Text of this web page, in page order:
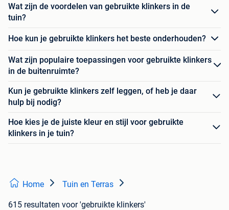
Wat zijn de voordelen van gebruikte klinkers in de
tuin?
Hoe kun je gebruikte klinkers het beste onderhouden?
Wat zijn populaire toepassingen voor gebruikte klinkers
in de buitenruimte?
Kun je gebruikte klinkers zelf leggen, of heb je daar
hulp bij nodig?
Hoe kies je de juiste kleur en stijl voor gebruikte
klinkers in je tuin?
Home Tuin en Terras
615 resultaten voor 'gebruikte klinkers'